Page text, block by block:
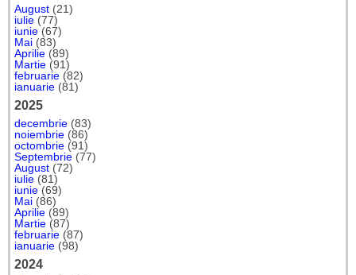
August (21)
iulie (77)
iunie (67)
Mai (83)
Aprilie (89)
Martie (91)
februarie (82)
ianuarie (81)
2025
decembrie (83)
noiembrie (86)
octombrie (91)
Septembrie (77)
August (72)
iulie (81)
iunie (69)
Mai (86)
Aprilie (89)
Martie (87)
februarie (87)
ianuarie (98)
2024